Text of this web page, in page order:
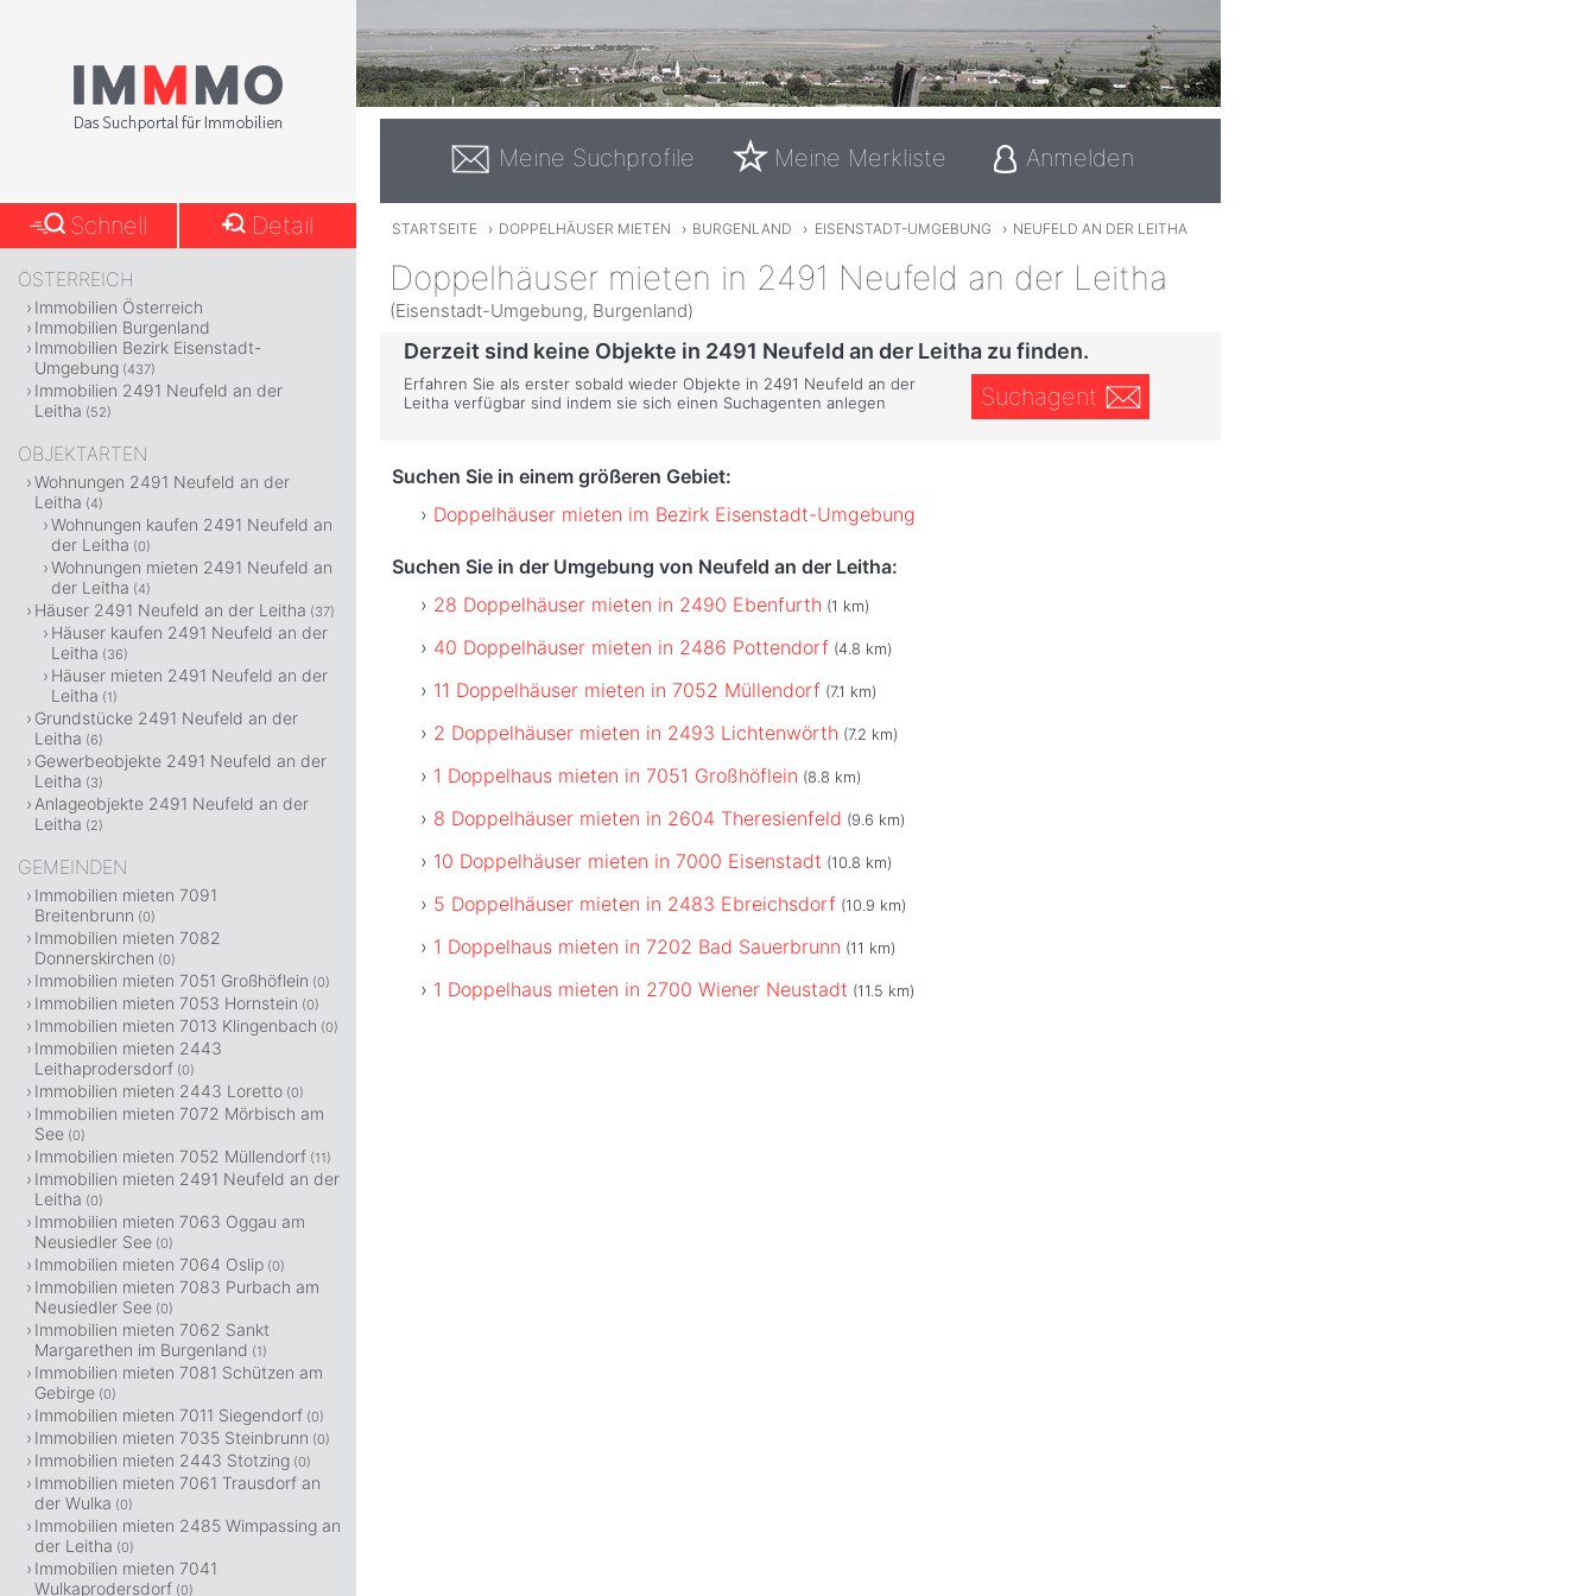
Meine Suchprofile Meine Merkliste Anmelden
STARTSEITE › DOPPELHÄUSER MIETEN › BURGENLAND › EISENSTADT-UMGEBUNG › NEUFELD AN DER LEITHA
Doppelhäuser mieten in 2491 Neufeld an der Leitha
(Eisenstadt-Umgebung, Burgenland)
Derzeit sind keine Objekte in 2491 Neufeld an der Leitha zu finden.
Erfahren Sie als erster sobald wieder Objekte in 2491 Neufeld an der
Leitha verfügbar sind indem sie sich einen Suchagenten anlegen
Suchagent
Suchen Sie in einem größeren Gebiet:
Doppelhäuser mieten im Bezirk Eisenstadt-Umgebung
Suchen Sie in der Umgebung von Neufeld an der Leitha:
28 Doppelhäuser mieten in 2490 Ebenfurth (1 km)
40 Doppelhäuser mieten in 2486 Pottendorf (4.8 km)
11 Doppelhäuser mieten in 7052 Müllendorf (7.1 km)
2 Doppelhäuser mieten in 2493 Lichtenwörth (7.2 km)
1 Doppelhaus mieten in 7051 Großhöflein (8.8 km)
8 Doppelhäuser mieten in 2604 Theresienfeld (9.6 km)
10 Doppelhäuser mieten in 7000 Eisenstadt (10.8 km)
5 Doppelhäuser mieten in 2483 Ebreichsdorf (10.9 km)
1 Doppelhaus mieten in 7202 Bad Sauerbrunn (11 km)
1 Doppelhaus mieten in 2700 Wiener Neustadt (11.5 km)
Schnell Detail
ÖSTERREICH
Immobilien Österreich
Immobilien Burgenland
Immobilien Bezirk Eisenstadt-
Umgebung (437)
Immobilien 2491 Neufeld an der
Leitha (52)
OBJEKTARTEN
Wohnungen 2491 Neufeld an der
Leitha (4)
Wohnungen kaufen 2491 Neufeld an
der Leitha (0)
Wohnungen mieten 2491 Neufeld an
der Leitha (4)
Häuser 2491 Neufeld an der Leitha (37)
Häuser kaufen 2491 Neufeld an der
Leitha (36)
Häuser mieten 2491 Neufeld an der
Leitha (1)
Grundstücke 2491 Neufeld an der
Leitha (6)
Gewerbeobjekte 2491 Neufeld an der
Leitha (3)
Anlageobjekte 2491 Neufeld an der
Leitha (2)
GEMEINDEN
Immobilien mieten 7091
Breitenbrunn (0)
Immobilien mieten 7082
Donnerskirchen (0)
Immobilien mieten 7051 Großhöflein (0)
Immobilien mieten 7053 Hornstein (0)
Immobilien mieten 7013 Klingenbach (0)
Immobilien mieten 2443
Leithaprodersdorf (0)
Immobilien mieten 2443 Loretto (0)
Immobilien mieten 7072 Mörbisch am
See (0)
Immobilien mieten 7052 Müllendorf (11)
Immobilien mieten 2491 Neufeld an der
Leitha (0)
Immobilien mieten 7063 Oggau am
Neusiedler See (0)
Immobilien mieten 7064 Oslip (0)
Immobilien mieten 7083 Purbach am
Neusiedler See (0)
Immobilien mieten 7062 Sankt
Margarethen im Burgenland (1)
Immobilien mieten 7081 Schützen am
Gebirge (0)
Immobilien mieten 7011 Siegendorf (0)
Immobilien mieten 7035 Steinbrunn (0)
Immobilien mieten 2443 Stotzing (0)
Immobilien mieten 7061 Trausdorf an
der Wulka (0)
Immobilien mieten 2485 Wimpassing an
der Leitha (0)
Immobilien mieten 7041
Wulkaprodersdorf (0)